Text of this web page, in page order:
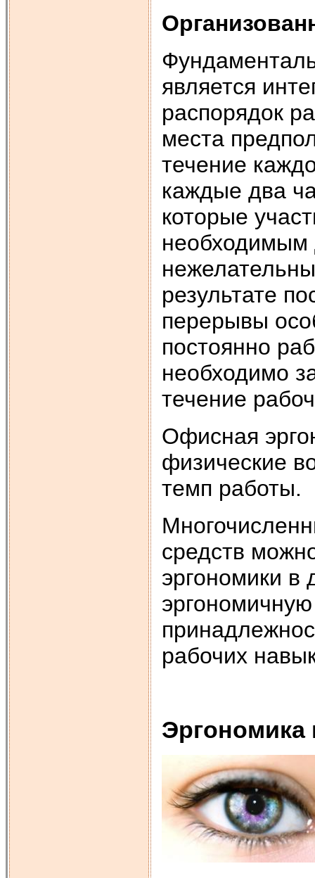
является
распорядок
места
течение
каждые два
которые
необходимым
результате
перерывы
постоянно
необходимо
течение
Офисная
физические
темп работы.
средств
эргономики
рабочих
Эргономика